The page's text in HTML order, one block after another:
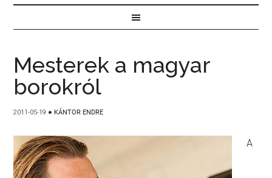
Mesterek a magyar
borokról
2011-05-19 ● KÁNTOR ENDRE
A